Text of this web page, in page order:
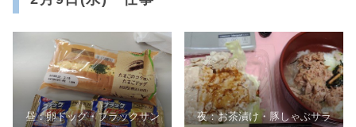
昼：卵ドッグ・ブラックサン
夜：お茶漬け・豚しゃぶサラ